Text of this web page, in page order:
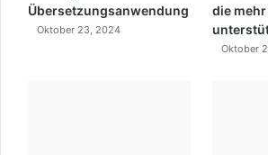
Übersetzungsanwendung
Oktober 23, 2024
die
Oktober